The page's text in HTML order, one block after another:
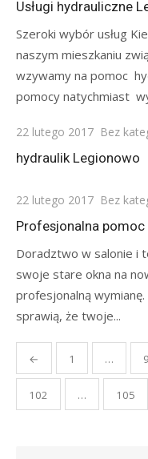
Usługi hydrauliczne
Szeroki wybór usług
naszym mieszkaniu
wzywamy na pomoc
pomocy natychmiast
Posted
on
22 lutego 2017 Bez
hydraulik Legionowo
Posted
on
22 lutego 2017 Bez
Profesjonalna
Doradztwo w salonie i
swoje stare okna na
profesjonalną
sprawią, że twoje...
Stronicowanie
wpisów
← 1 …
102 … 105